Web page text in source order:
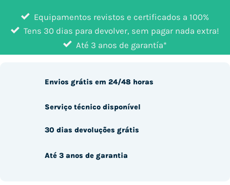
Equipamentos revistos e certificados a 100%
Tens 30 dias para devolver, sem pagar nada extra!
Até 3 anos de garantía*
Envios grátis em 24/48 horas
Serviço técnico disponível
30 dias devoluções grátis
Até 3 anos de garantia